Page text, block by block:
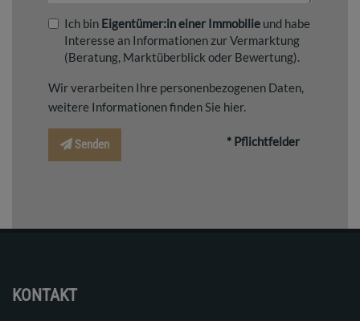
Ich bin Eigentümer:in einer Immobilie und habe
Interesse an Informationen zur Vermarktung
(Beratung, Marktüberblick oder Bewertung).
Wir verarbeiten Ihre personenbezogenen Daten,
weitere Informationen finden Sie hier.
Senden * Pflichtfelder
KONTAKT